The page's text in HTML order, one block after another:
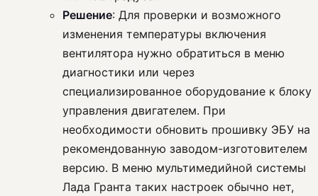
Решение: Для проверки и возможного
изменения температуры включения
вентилятора нужно обратиться в меню
диагностики или через
специализированное оборудование к блоку
управления двигателем. При
необходимости обновить прошивку ЭБУ на
рекомендованную заводом-изготовителем
версию. В меню мультимедийной системы
Лада Гранта таких настроек обычно нет,